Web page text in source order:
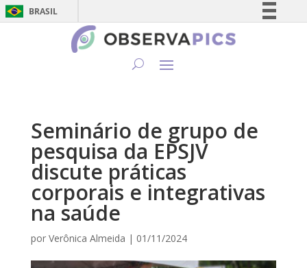
BRASIL
Simplifique!
Canais
Seminário de grupo de
pesquisa da EPSJV
discute práticas
corporais e integrativas
na saúde
por Verônica Almeida | 01/11/2024